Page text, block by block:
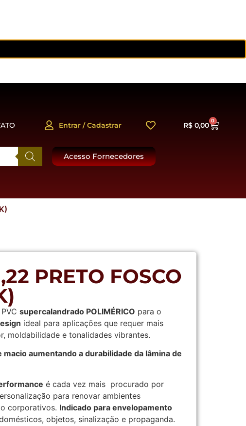
Entrar / Cadastrar R$0,00
0
Acesso Fornecedores
PRETO FOSCO
supercalandrado POLIMÉRICO para o
ideal para aplicações que requer mais
moldabilidade e tonalidades vibrantes.
macio aumentando a durabilidade da lâmina de
é cada vez mais procurado por
para renovar ambientes
corporativos. Indicado para envelopamento
objetos, sinalização e propaganda.